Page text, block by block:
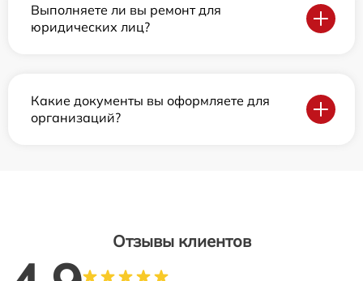
Выполняете ли вы ремонт для
юридических лиц?
Какие документы вы оформляете для
организаций?
Отзывы клиентов